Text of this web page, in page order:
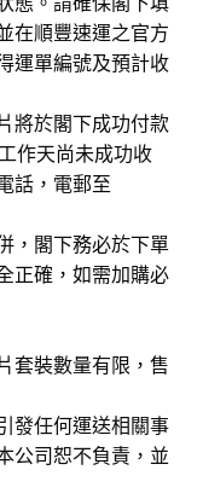
在順豐速運之官方
運單編號及預計收
將於閣下成功付款
作天尚未成功收
話，電郵至
，閣下務必於下單
正確，如需加購必
套裝數量有限，售
發任何運送相關事
公司恕不負責，並